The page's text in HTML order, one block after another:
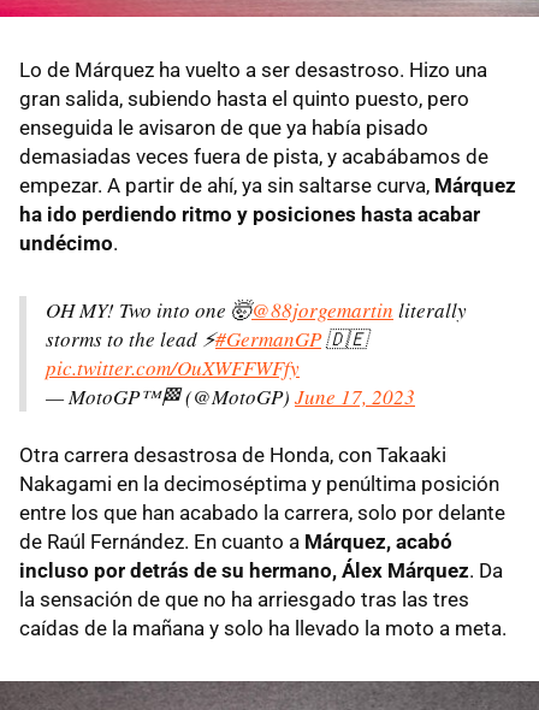
Lo de Márquez ha vuelto a ser desastroso. Hizo una
gran salida, subiendo hasta el quinto puesto, pero
enseguida le avisaron de que ya había pisado
demasiadas veces fuera de pista, y acabábamos de
empezar. A partir de ahí, ya sin saltarse curva, Márquez
ha ido perdiendo ritmo y posiciones hasta acabar
undécimo.
OH MY! Two into one 🤯@88jorgemartin literally
storms to the lead ⚡️#GermanGP🇩🇪
pic.twitter.com/OuXWFFWFfy
— MotoGP™🏁 (@MotoGP) June 17, 2023
Otra carrera desastrosa de Honda, con Takaaki
Nakagami en la decimoséptima y penúltima posición
entre los que han acabado la carrera, solo por delante
de Raúl Fernández. En cuanto a Márquez, acabó
incluso por detrás de su hermano, Álex Márquez. Da
la sensación de que no ha arriesgado tras las tres
caídas de la mañana y solo ha llevado la moto a meta.